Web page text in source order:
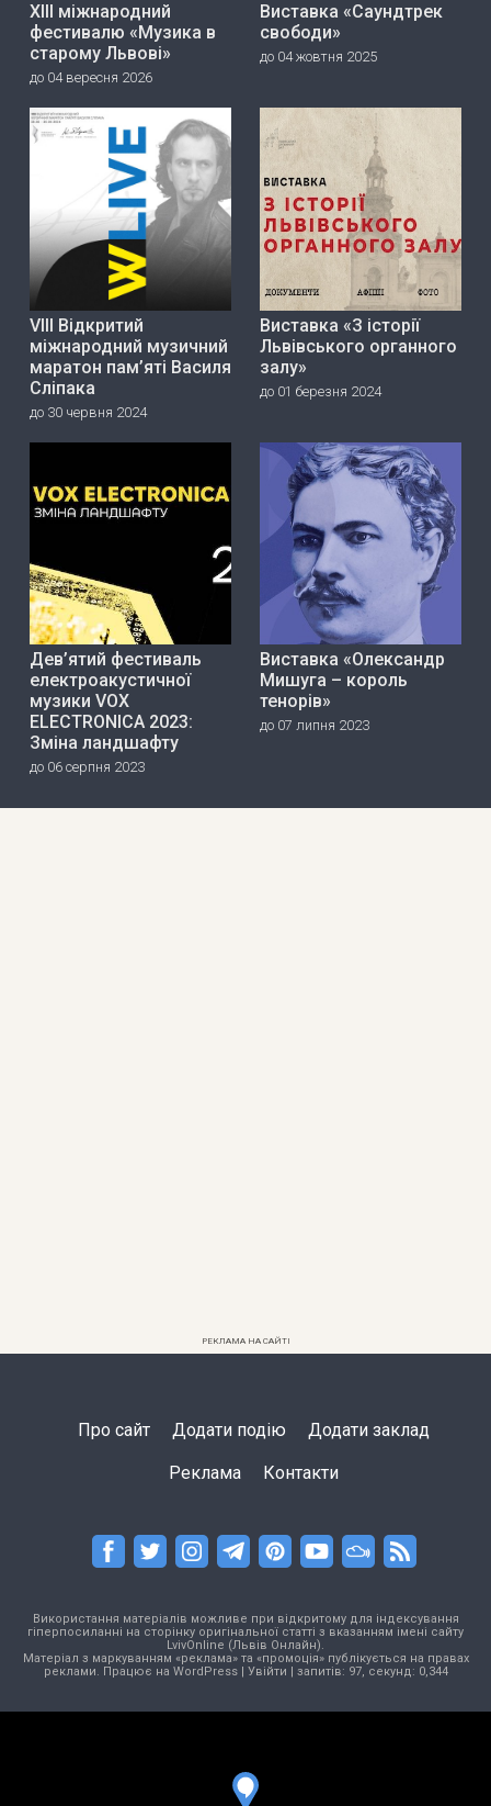
ХІІІ міжнародний
фестивалю «Музика в
старому Львові»
до 04 вересня 2026
Виставка «Саундтрек
свободи»
до 04 жовтня 2025
VIII Відкритий
міжнародний музичний
маратон пам’яті Василя
Сліпака
до 30 червня 2024
Виставка «З історії
Львівського органного
залу»
до 01 березня 2024
Дев’ятий фестиваль
електроакустичної
музики VOX
ELECTRONICA 2023:
Зміна ландшафту
до 06 серпня 2023
Виставка «Олександр
Мишуга – король
тенорів»
до 07 липня 2023
РЕКЛАМА НА САЙТІ
Про сайт Додати подію Додати заклад
Реклама Контакти
Використання матеріалів можливе при відкритому для індексування
гіперпосиланні на сторінку оригінальної статті з вказанням імені сайту
LvivOnline (Львів Онлайн).
Матеріал з маркуванням «реклама» та «промоція» публікується на правах
реклами. Працює на WordPress| Увійти | запитів: 97, секунд: 0,344